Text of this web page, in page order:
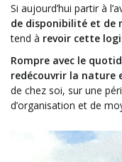
Si aujourd’hui partir à
de disponibilité et de
tend à revoir cette
Rompre avec le
redécouvrir la nature
de chez soi, sur une
d’organisation et de